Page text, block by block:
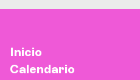
Inicio
Calendario